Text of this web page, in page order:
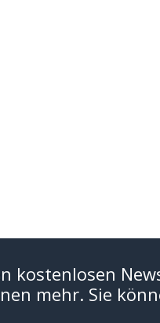
kostenlosen
mehr. Sie